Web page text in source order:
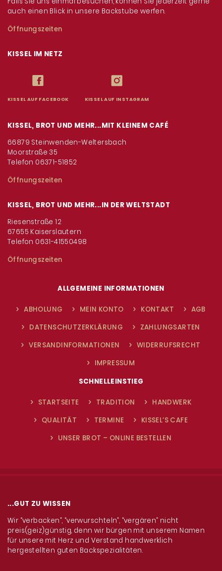
auch einen Blick in unsere Backstube werfen.
Öffnungszeiten
KISSEL IM NETZ
KISSEL AUF FACEBOOK KISSEL AUF INSTAGRAM
KISSEL, BROT UND MEHR...MIT KLEINEM CAFÉ
66879 Steinwenden-Weltersbach
Moorstraße 35
Telefon 06371-51852
Öffnungszeiten
KISSEL, BROT UND MEHR...IN DER WELTSTADT
Riesenstraße 12
67655 Kaiserslautern
Telefon 0631-41550498
Öffnungszeiten
ALLGEMEINE INFORMATIONEN
ABHOLUNG MEIN KONTO KONTAKT
AGB
DATENSCHUTZERKLÄRUNG
ZAHLUNGSARTEN
VERSANDINFORMATIONEN
WIDERRUFSRECHT
IMPRESSUM
SCHNELLEINSTIEG
STARTSEITE TRADITION
HANDWERK
QUALITÄT
TERMINE
KISSEL’S CAFE
UNSER BROT – ONLINE BESTELLEN
...GUT ZU WISSEN
Wir “verbacken”, “verwurschteln”, “vergären” nicht
preis(geiz)günstig, denn wir bürgen mit unserem Namen
für unsere mit Herz und Verstand handwerklich
hergestellten guten Backspezialitäten.